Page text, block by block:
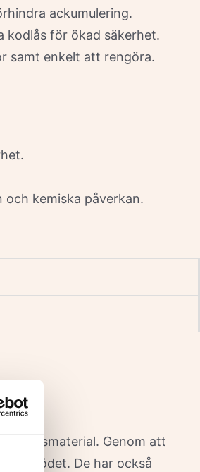
ackumulering.
kodlås för ökad säkerhet.
samt enkelt att rengöra.
kemiska påverkan.
Genom att
De har också